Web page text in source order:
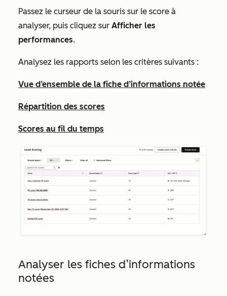
Passez le curseur de la souris sur le score à
analyser, puis cliquez sur Afficher les
performances.
Analysez les rapports selon les critères suivants :
Vue d’ensemble de la fiche d’informations notée
Répartition des scores
Scores au fil du temps
Analyser les fiches d’informations
notées